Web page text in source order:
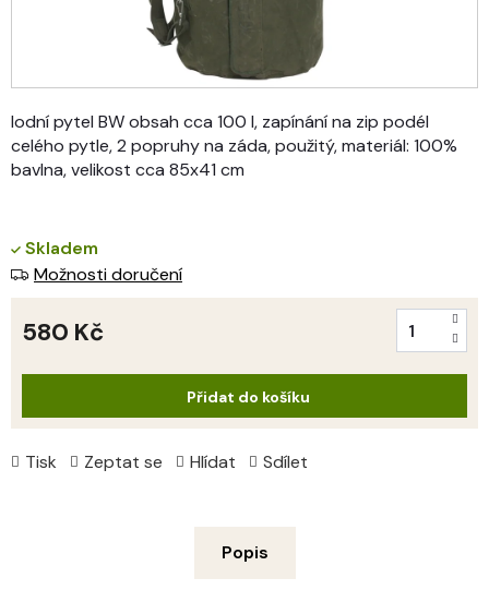
lodní pytel BW obsah cca 100 l, zapínání na zip podél
celého pytle, 2 popruhy na záda, použitý, materiál: 100%
bavlna, velikost cca 85x41 cm
Tisk Zeptat se Hlídat Sdílet
Skladem
Možnosti doručení
580 Kč
Přidat do košíku
Popis